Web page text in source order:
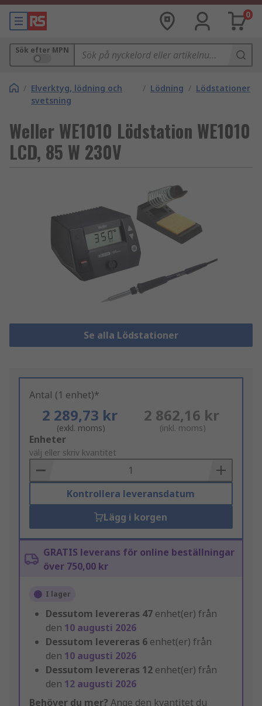
0
Sök efter MPN
/ Elverktyg, lödning och
svetsning
/ Lödning / Lödstationer
Weller WE1010 Lödstation WE1010
LCD, 85 W 230V
Se alla Lödstationer
Antal (1 enhet)*
2 289,73 kr
(exkl. moms)
2 862,16 kr
(inkl. moms)
Add
to
Basket
Enheter
välj eller skriv kvantitet
Kontrollera leveransdatum
Lägg i korgen
GRATIS leverans för online beställningar
över 750,00 kr
I lager
Dessutom levereras 47 enhet(er) från
den 10 augusti 2026
Dessutom levereras 6 enhet(er) från
den 10 augusti 2026
Dessutom levereras 12 enhet(er) från
den 12 augusti 2026
Behöver du mer? Ange den kvantitet du